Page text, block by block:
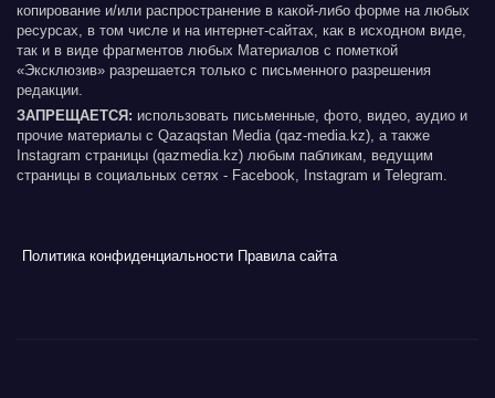
копирование и/или распространение в какой-либо форме на любых
ресурсах, в том числе и на интернет-сайтах, как в исходном виде,
так и в виде фрагментов любых Материалов с пометкой
«Эксклюзив» разрешается только с письменного разрешения
редакции.
ЗАПРЕЩАЕТСЯ: использовать письменные, фото, видео, аудио и
прочие материалы с Qazaqstan Media (qaz-media.kz), а также
Instagram страницы (qazmedia.kz) любым пабликам, ведущим
страницы в социальных сетях - Facebook, Instagram и Telegram.
Политика конфиденциальности Правила сайта